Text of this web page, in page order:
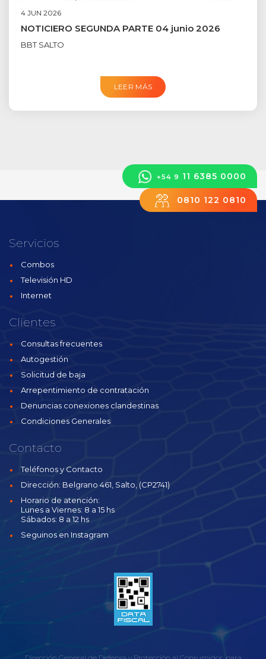
4 JUN 2026
NOTICIERO SEGUNDA PARTE 04 junio 2026
BBT SALTO
LEER MÁS
0810 122 0810
+54 9 11 6385 0000
Servicios
Combos
Televisión HD
Internet
Clientes
Consultas frecuentes
Autogestión
Solicitud de baja
Arrepentimiento de contratación
Denuncias conexiones clandestinas
Condiciones Generales
Contacto
Teléfonos y Contacto
Dirección: Belgrano 461, Salto, (CP2741)
Horario de atención:
Lunes a Viernes: 8 a 15 hs
Sábados: 8 a 12 hs
Seguinos en Instagram